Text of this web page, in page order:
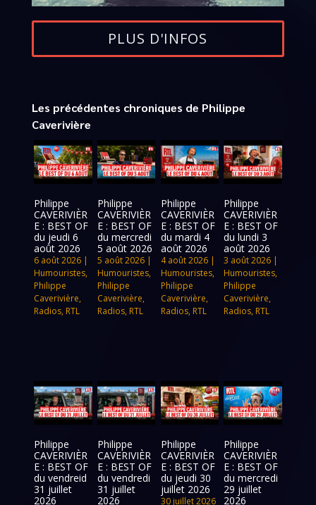
PLUS D'INFOS
Les précédentes chroniques de Philippe
Caverivière
Philippe
CAVERIVIÈR
E : BEST OF
du jeudi 6
août 2026
6 août 2026 |
Humouristes,
Philippe
Caverivière,
Radios, RTL
Philippe
CAVERIVIÈR
E : BEST OF
du mercredi
5 août 2026
5 août 2026|
Humouristes,
Philippe
Caverivière,
Radios, RTL
Philippe
CAVERIVIÈR
E : BEST OF
du mardi 4
août 2026
4 août 2026|
Humouristes,
Philippe
Caverivière,
Radios, RTL
Philippe
CAVERIVIÈR
E : BEST OF
du lundi 3
août 2026
3 août 2026 |
Humouristes,
Philippe
Caverivière,
Radios, RTL
Philippe
CAVERIVIÈR
E : BEST OF
du vendreid
31 juillet
2026
Philippe
CAVERIVIÈR
E : BEST OF
du vendredi
31 juillet
2026
Philippe
CAVERIVIÈR
E : BEST OF
du jeudi 30
juillet 2026
30 juillet 2026
Philippe
CAVERIVIÈR
E : BEST OF
du mercredi
29 juillet
2026